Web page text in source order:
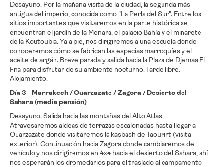
Desayuno. Por la mañana visita de la ciudad, la segunda más
antigua del imperio, conocida como "La Perla del Sur". Entre los
sitios importantes que visitaremos en la parte histórica se
encuentran el jardín de la Menara, el palacio Bahía y el minarete
de la Koutoubia. Ya a pie, nos dirigiremos a una escuela donde
conoceremos cómo se fabrican las especias marroquíes y el
aceite de argán. Breve parada y salida hacia la Plaza de Djemaa El
Fna para disfrutar de su ambiente nocturno. Tarde libre.
Alojamiento.
Día 3 - Marrakech / Ouarzazate / Zagora / Desierto del
Sahara (media pensión)
Desayuno. Salida hacia las montañas del Alto Atlas.
Atravesaremos aldeas de terrazas escalonadas hasta llegar a
Ouarzazate donde visitaremos la kasbash de Taourirt (visita
exterior). Continuación hacia Zagora donde cambiaremos de
vehículo y nos dirigiremos en 4x4 hacia el desierto del Sahara, ahí
nos esperarán los dromedarios para el traslado al campamento